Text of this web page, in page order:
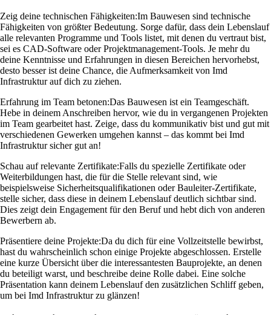
Zeig deine technischen Fähigkeiten:Im Bauwesen sind technische
Fähigkeiten von größter Bedeutung. Sorge dafür, dass dein Lebenslauf
alle relevanten Programme und Tools listet, mit denen du vertraut bist,
sei es CAD-Software oder Projektmanagement-Tools. Je mehr du
deine Kenntnisse und Erfahrungen in diesen Bereichen hervorhebst,
desto besser ist deine Chance, die Aufmerksamkeit von Imd
Infrastruktur auf dich zu ziehen.
Erfahrung im Team betonen:Das Bauwesen ist ein Teamgeschäft.
Hebe in deinem Anschreiben hervor, wie du in vergangenen Projekten
im Team gearbeitet hast. Zeige, dass du kommunikativ bist und gut mit
verschiedenen Gewerken umgehen kannst – das kommt bei Imd
Infrastruktur sicher gut an!
Schau auf relevante Zertifikate:Falls du spezielle Zertifikate oder
Weiterbildungen hast, die für die Stelle relevant sind, wie
beispielsweise Sicherheitsqualifikationen oder Bauleiter-Zertifikate,
stelle sicher, dass diese in deinem Lebenslauf deutlich sichtbar sind.
Dies zeigt dein Engagement für den Beruf und hebt dich von anderen
Bewerbern ab.
Präsentiere deine Projekte:Da du dich für eine Vollzeitstelle bewirbst,
hast du wahrscheinlich schon einige Projekte abgeschlossen. Erstelle
eine kurze Übersicht über die interessantesten Bauprojekte, an denen
du beteiligt warst, und beschreibe deine Rolle dabei. Eine solche
Präsentation kann deinem Lebenslauf den zusätzlichen Schliff geben,
um bei Imd Infrastruktur zu glänzen!